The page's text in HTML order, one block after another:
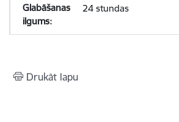
24 stundas
Drukāt lapu